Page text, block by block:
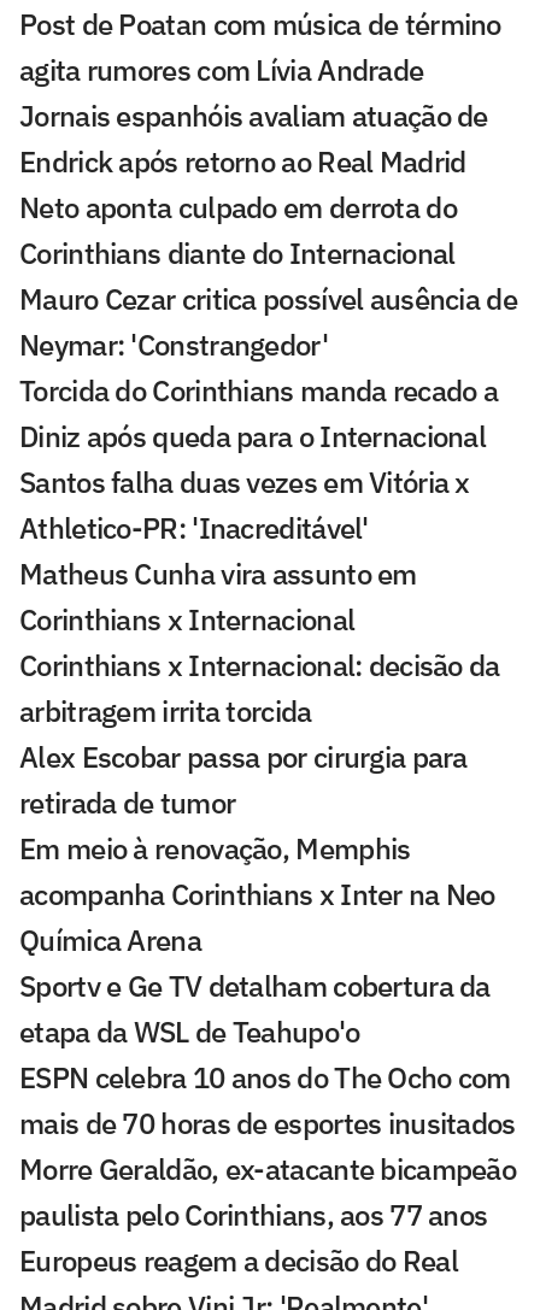
Post de Poatan com música de término
agita rumores com Lívia Andrade
Jornais espanhóis avaliam atuação de
Endrick após retorno ao Real Madrid
Neto aponta culpado em derrota do
Corinthians diante do Internacional
Mauro Cezar critica possível ausência de
Neymar: 'Constrangedor'
Torcida do Corinthians manda recado a
Diniz após queda para o Internacional
Santos falha duas vezes em Vitória x
Athletico-PR: 'Inacreditável'
Matheus Cunha vira assunto em
Corinthians x Internacional
Corinthians x Internacional: decisão da
arbitragem irrita torcida
Alex Escobar passa por cirurgia para
retirada de tumor
Em meio à renovação, Memphis
acompanha Corinthians x Inter na Neo
Química Arena
Sportv e Ge TV detalham cobertura da
etapa da WSL de Teahupo'o
ESPN celebra 10 anos do The Ocho com
mais de 70 horas de esportes inusitados
Morre Geraldão, ex-atacante bicampeão
paulista pelo Corinthians, aos 77 anos
Europeus reagem a decisão do Real